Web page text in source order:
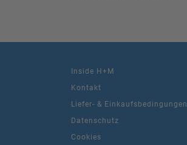
Inside H+M
Kontakt
Liefer- & Einkaufsbedingungen
Datenschutz
Cookies